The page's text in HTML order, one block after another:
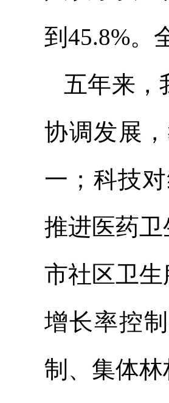
到45.8%。
五年来，
协调发展
一；科技
推进医药
市社区卫
增长率控
制、集体